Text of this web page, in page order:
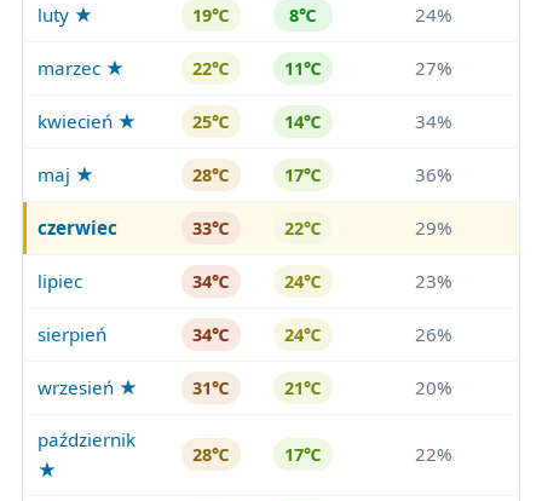
luty ★ 19℃ 8℃ 24%
marzec ★ 22℃ 11℃ 27%
kwiecień ★ 25℃ 14℃ 34%
maj ★ 28℃ 17℃ 36%
czerwiec 33℃ 22℃ 29%
lipiec 34℃ 24℃ 23%
sierpień 34℃ 24℃ 26%
wrzesień ★ 31℃ 21℃ 20%
październik
★
28℃ 17℃ 22%